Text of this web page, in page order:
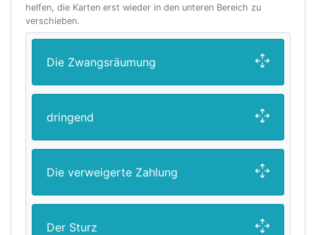
helfen, die Karten erst wieder in den unteren Bereich zu
verschieben.
Die Zwangsräumung
dringend
Die verweigerte Zahlung
Der Sturz